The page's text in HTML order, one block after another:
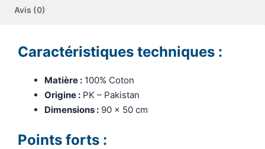
Avis (0)
Caractéristiques techniques :
Matière : 100% Coton
Origine : PK – Pakistan
Dimensions : 90 x 50 cm
Points forts :